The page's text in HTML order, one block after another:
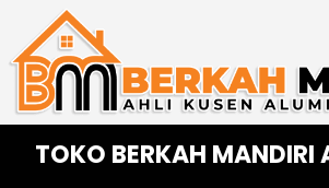
content
TOKO BERKAH MANDIRI